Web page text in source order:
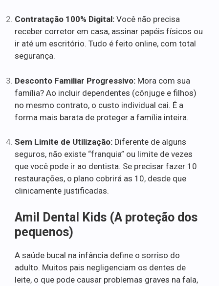
Contratação 100% Digital: Você não precisa
receber corretor em casa, assinar papéis físicos ou
ir até um escritório. Tudo é feito online, com total
segurança.
Desconto Familiar Progressivo: Mora com sua
família? Ao incluir dependentes (cônjuge e filhos)
no mesmo contrato, o custo individual cai. É a
forma mais barata de proteger a família inteira.
Sem Limite de Utilização: Diferente de alguns
seguros, não existe “franquia” ou limite de vezes
que você pode ir ao dentista. Se precisar fazer 10
restaurações, o plano cobrirá as 10, desde que
clinicamente justificadas.
Amil Dental Kids (A proteção dos
pequenos)
A saúde bucal na infância define o sorriso do
adulto. Muitos pais negligenciam os dentes de
leite, o que pode causar problemas graves na fala,